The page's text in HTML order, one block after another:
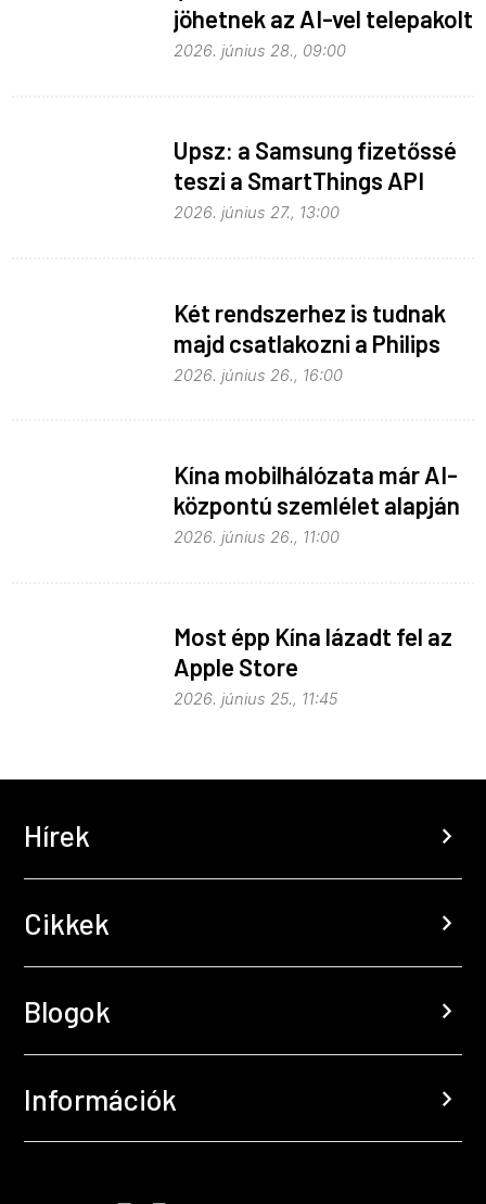
jöhetnek az AI-vel telepakolt
6G-s telefonok
2026. június 28., 09:00
Upsz: a Samsung fizetőssé
teszi a SmartThings API
hozzáférést
2026. június 27., 13:00
Két rendszerhez is tudnak
majd csatlakozni a Philips
Hue égők
2026. június 26., 16:00
Kína mobilhálózata már AI-
központú szemlélet alapján
fejlődik
2026. június 26., 11:00
Most épp Kína lázadt fel az
Apple Store
monopolhelyzete ellen
2026. június 25., 11:45
Hírek chevron_right
Cikkek chevron_right
Blogok chevron_right
Információk chevron_right